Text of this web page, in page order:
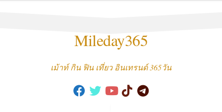
Mileday365
เม้าท์ กิน ฟิน เที่ยว อินเทรนด์ 365วัน